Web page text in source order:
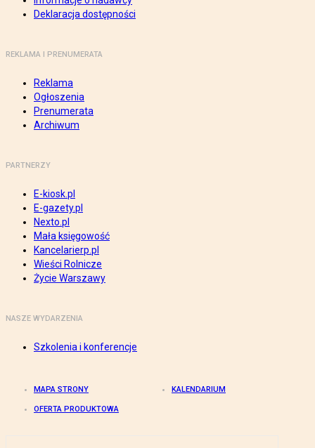
Deklaracja dostępności
REKLAMA I PRENUMERATA
Reklama
Ogłoszenia
Prenumerata
Archiwum
PARTNERZY
E-kiosk.pl
E-gazety.pl
Nexto.pl
Mała księgowość
Kancelarierp.pl
Wieści Rolnicze
Życie Warszawy
NASZE WYDARZENIA
Szkolenia i konferencje
MAPA STRONY KALENDARIUM
OFERTA PRODUKTOWA